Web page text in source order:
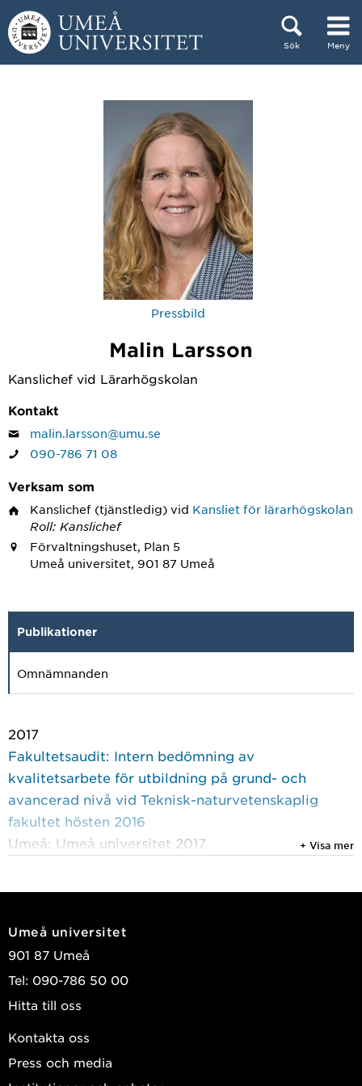
Hoppa direkt till innehållet
Sök Meny
Pressbild
Malin Larsson
Kanslichef vid Lärarhögskolan
Kontakt
malin.larsson@umu.se
090-786 71 08
Verksam som
Kanslichef (tjänstledig) vid Kansliet för lärarhögskolan
Roll: Kanslichef
Förvaltningshuset, Plan 5
Umeå universitet, 901 87 Umeå
Publikationer
Omnämnanden
2017
Fakultetsaudit: Intern bedömning av
kvalitetsarbete för utbildning på grund- och
avancerad nivå vid Teknisk-naturvetenskaplig
fakultet hösten 2016
Umeå: Umeå universitet 2017
+ Visa mer
Umeå universitet
901 87 Umeå
Tel: 090-786 50 00
Hitta till oss
Kontakta oss
Press och media